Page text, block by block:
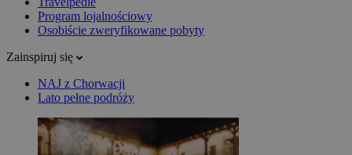
Program lojalnościowy
Osobiście zweryfikowane pobyty
Zainspiruj się
NAJ z Chorwacji
Lato pełne podróży